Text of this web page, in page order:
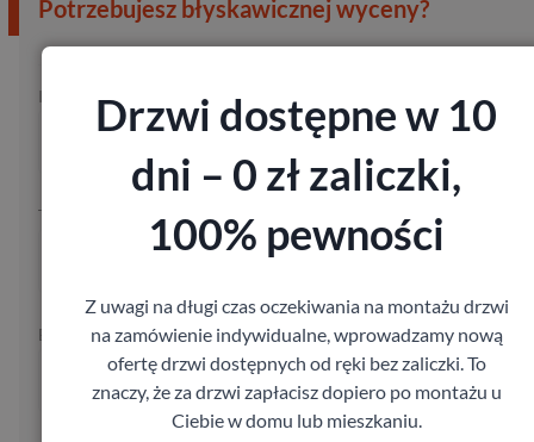
Potrzebujesz błyskawicznej wyceny?
Imię:
Telefon:
E-mail:
Drzwi dostępne w 10
dni – 0 zł zaliczki,
100% pewności
Z uwagi na długi czas oczekiwania na montażu drzwi
na zamówienie indywidualne, wprowadzamy nową
ofertę drzwi dostępnych od ręki bez zaliczki. To
znaczy, że za drzwi zapłacisz dopiero po montażu u
Ciebie w domu lub mieszkaniu.